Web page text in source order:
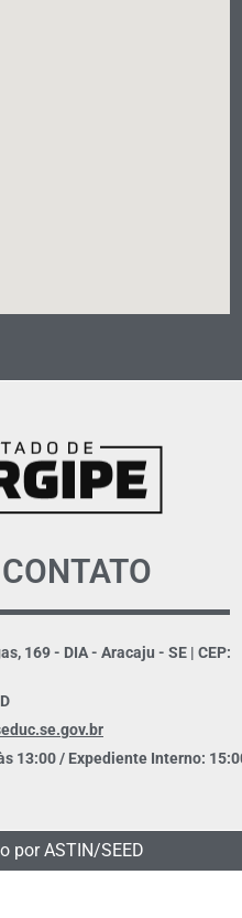
169 - DIA - Aracaju - SE | CEP:
13:00 / Expediente Interno:
por ASTIN/SEED